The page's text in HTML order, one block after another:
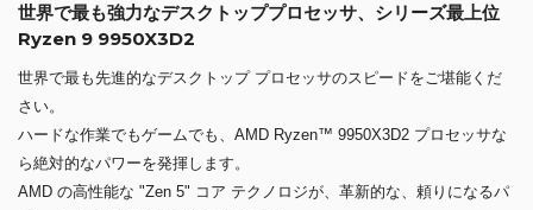
世界で最も強力なデスクトッププロセッサ、シリーズ最上位
Ryzen 9 9950X3D2
世界で最も先進的なデスクトップ プロセッサのスピードをご堪能くだ
さい。
ハードな作業でもゲームでも、AMD Ryzen™ 9950X3D2 プロセッサな
ら絶対的なパワーを発揮します。
AMD の高性能な "Zen 5" コア テクノロジが、革新的な、頼りになるパ